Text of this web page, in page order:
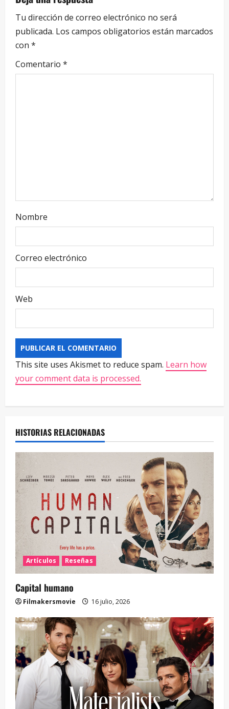
Tu dirección de correo electrónico no será
publicada. Los campos obligatorios están marcados
con *
Comentario *
Nombre
Correo electrónico
Web
This site uses Akismet to reduce spam. Learn how
your comment data is processed.
HISTORIAS RELACIONADAS
Artículos Reseñas
Capital humano
Filmakersmovie 16 julio, 2026